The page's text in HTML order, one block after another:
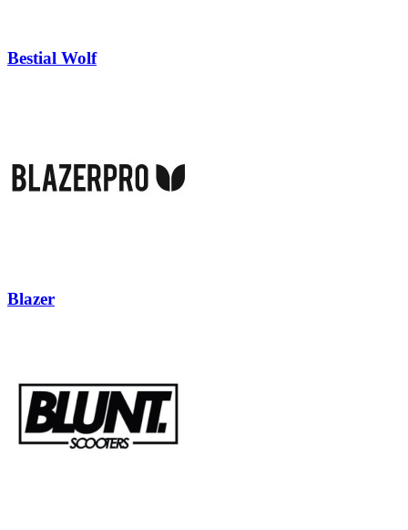
Bestial Wolf
Blazer